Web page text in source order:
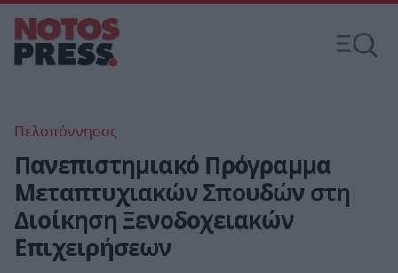
Πελοπόννησος
Πανεπιστημιακό Πρόγραμμα
Μεταπτυχιακών Σπουδών στη
Διοίκηση Ξενοδοχειακών
Επιχειρήσεων